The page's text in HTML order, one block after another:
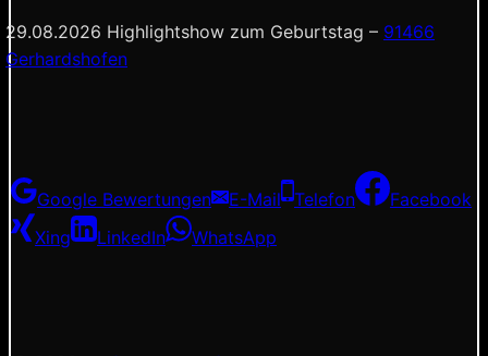
29.08.2026 Highlightshow zum Geburtstag – 91466
Gerhardshofen
Google Bewertungen E-Mail Telefon
Facebook
Xing
LinkedIn WhatsApp